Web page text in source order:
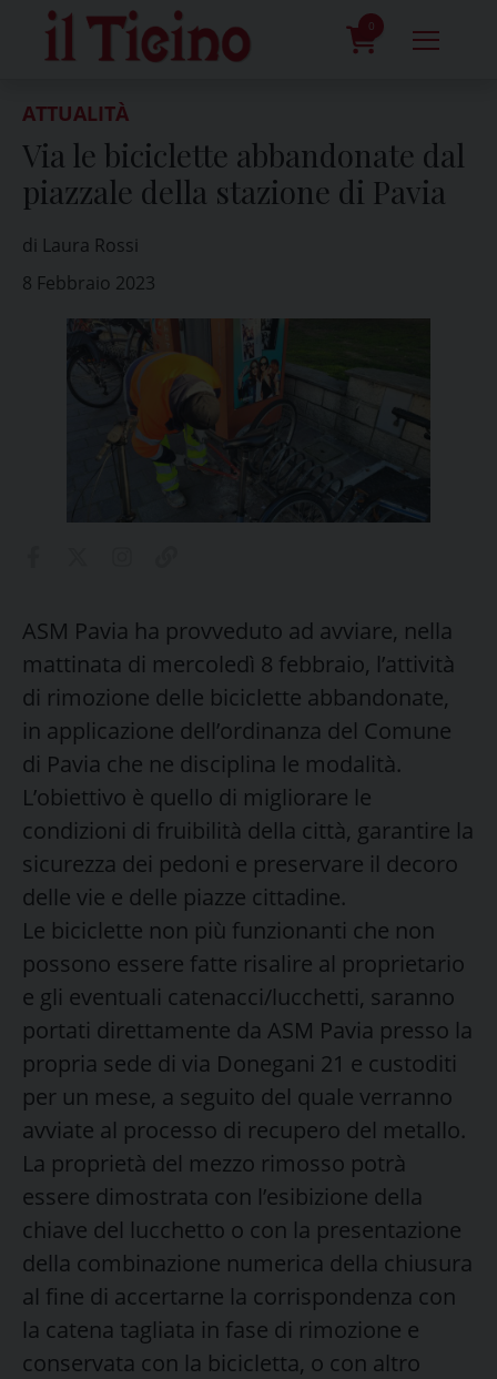
content
0
ATTUALITÀ
Via le biciclette abbandonate dal
piazzale della stazione di Pavia
di Laura Rossi
8 Febbraio 2023
ASM Pavia ha provveduto ad avviare, nella
mattinata di mercoledì 8 febbraio, l’attività
di rimozione delle biciclette abbandonate,
in applicazione dell’ordinanza del Comune
di Pavia che ne disciplina le modalità.
L’obiettivo è quello di migliorare le
condizioni di fruibilità della città, garantire la
sicurezza dei pedoni e preservare il decoro
delle vie e delle piazze cittadine.
Le biciclette non più funzionanti che non
possono essere fatte risalire al proprietario
e gli eventuali catenacci/lucchetti, saranno
portati direttamente da ASM Pavia presso la
propria sede di via Donegani 21 e custoditi
per un mese, a seguito del quale verranno
avviate al processo di recupero del metallo.
La proprietà del mezzo rimosso potrà
essere dimostrata con l’esibizione della
chiave del lucchetto o con la presentazione
della combinazione numerica della chiusura
al fine di accertarne la corrispondenza con
la catena tagliata in fase di rimozione e
conservata con la bicicletta, o con altro